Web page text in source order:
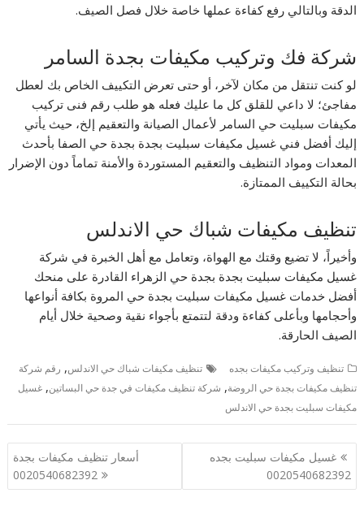
الدقة وبالتالي رفع كفاءة عملها خاصة خلال فصل الصيف.
شركة فك وتركيب مكيفات بجدة السامر
لو كنت تنتقل من مكان لآخر، أو حتى تعرض التكييف الخاص بك لعطل
مفاجئ؛ لا داعي للقلق كل ما عليك فعله هو طلب رقم فنى تركيب
مكيفات سبليت حي السامر لأعمال الصيانة والتعقيم إلخ، حيث يأتي
إليك أفضل فني غسيل مكيفات سبليت بجدة بجدة حي الصفا بأحدث
المعدات ومواد التنظيف والتعقيم المستوردة والأمنة تماماً دون الإضرار
بحالة التكييف الممتازة.
تنظيف مكيفات شباك حي الاندلس
وأخيراً، لا تضيع وقتك مع الهواة، وتعامل مع أهل الخبرة في شركة
غسيل مكيفات سبليت بجدة بجدة حي الزهراء القادرة على منحك
أفضل خدمات غسيل مكيفات سبليت بجدة حي المروة بكافة أنواعها
وأحجامها وبأعلى كفاءة ودقة لتتمتع بأجواء نقية وصحية خلال أيام
الصيف الحارقة.
تنظيف وتركيب مكيفات بجده تنظيف مكيفات شباك حي الاندلس, رقم شركة
تنظيف مكيفات بجدة حي الروضة, شركة تنظيف مكيفات في جدة حي البساتين,غسيل
مكيفات سبليت بجدة حي الاندلس
تصفّح
المقالات
غسيل مكيفات سبليت بجده
0020540682392
أسعار تنظيف مكيفات بجدة
0020540682392